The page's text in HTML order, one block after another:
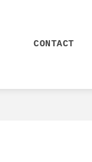
CONTACT